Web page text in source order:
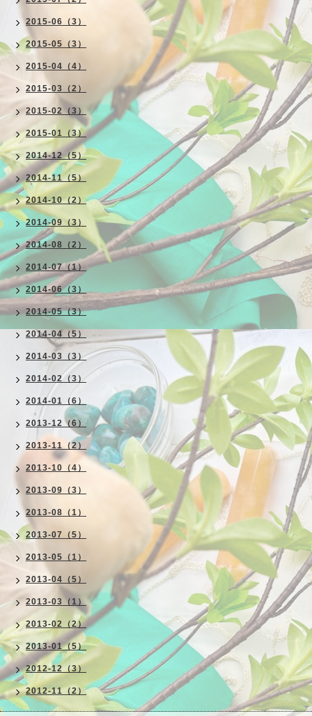
2015-06（3）
2015-05（3）
2015-04（4）
2015-03（2）
2015-02（3）
2015-01（3）
2014-12（5）
2014-11（5）
2014-10（2）
2014-09（3）
2014-08（2）
2014-07（1）
2014-06（3）
2014-05（3）
2014-04（5）
2014-03（3）
2014-02（3）
2014-01（6）
2013-12（6）
2013-11（2）
2013-10（4）
2013-09（3）
2013-08（1）
2013-07（5）
2013-05（1）
2013-04（5）
2013-03（1）
2013-02（2）
2013-01（5）
2012-12（3）
2012-11（2）